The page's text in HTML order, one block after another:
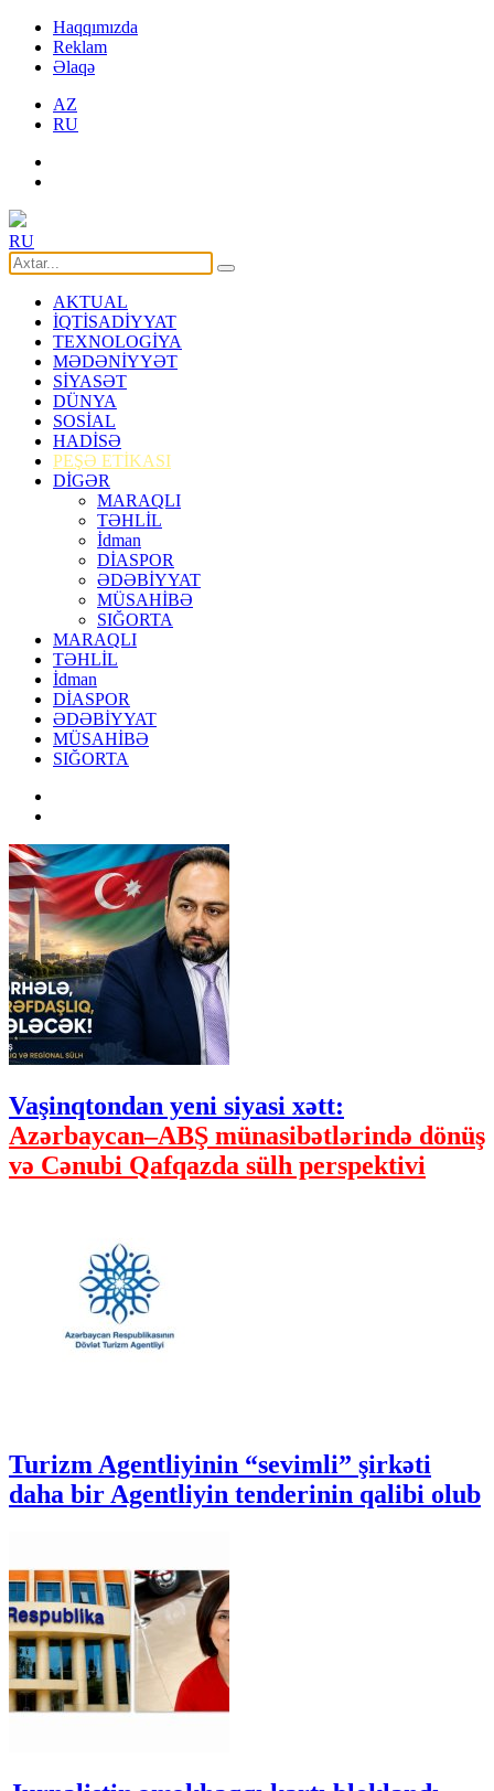
Haqqımızda
Reklam
Əlaqə
AZ
RU
RU
AKTUAL
İQTİSADİYYAT
TEXNOLOGİYA
MƏDƏNİYYƏT
SİYASƏT
DÜNYA
SOSİAL
HADİSƏ
PEŞƏ ETİKASI
DİGƏR
MARAQLI
TƏHLİL
İdman
DİASPOR
ƏDƏBİYYAT
MÜSAHİBƏ
SIĞORTA
MARAQLI
TƏHLİL
İdman
DİASPOR
ƏDƏBİYYAT
MÜSAHİBƏ
SIĞORTA
Vaşinqtondan yeni siyasi xətt:
Azərbaycan–ABŞ münasibətlərində dönüş
və Cənubi Qafqazda sülh perspektivi
Turizm Agentliyinin “sevimli” şirkəti
daha bir Agentliyin tenderinin qalibi olub